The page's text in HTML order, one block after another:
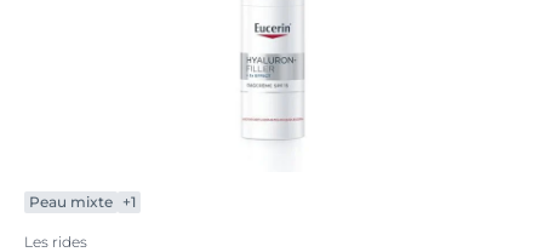
Peau mixte +1
Les rides